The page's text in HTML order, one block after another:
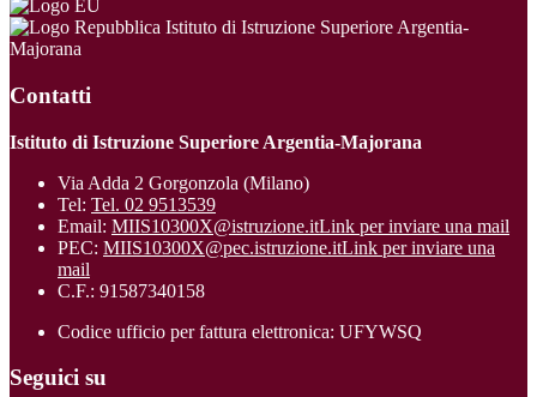
Istituto di Istruzione Superiore Argentia-
Majorana
Contatti
Istituto di Istruzione Superiore Argentia-Majorana
Via Adda 2 Gorgonzola (Milano)
Tel: Tel. 02 9513539
Email: MIIS10300X@istruzione.itLink per inviare una mail
PEC: MIIS10300X@pec.istruzione.itLink per inviare una
mail
C.F.: 91587340158
Codice ufficio per fattura elettronica: UFYWSQ
Seguici su